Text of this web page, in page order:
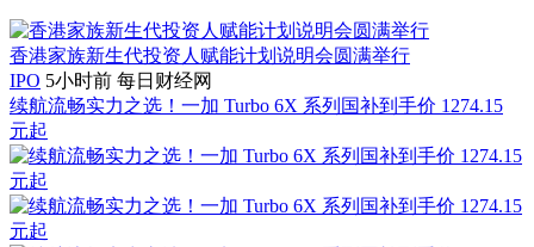
香港家族新生代投资人赋能计划说明会圆满举行
IPO 5小时前 每日财经网
续航流畅实力之选！一加 Turbo 6X 系列国补到手价 1274.15
元起